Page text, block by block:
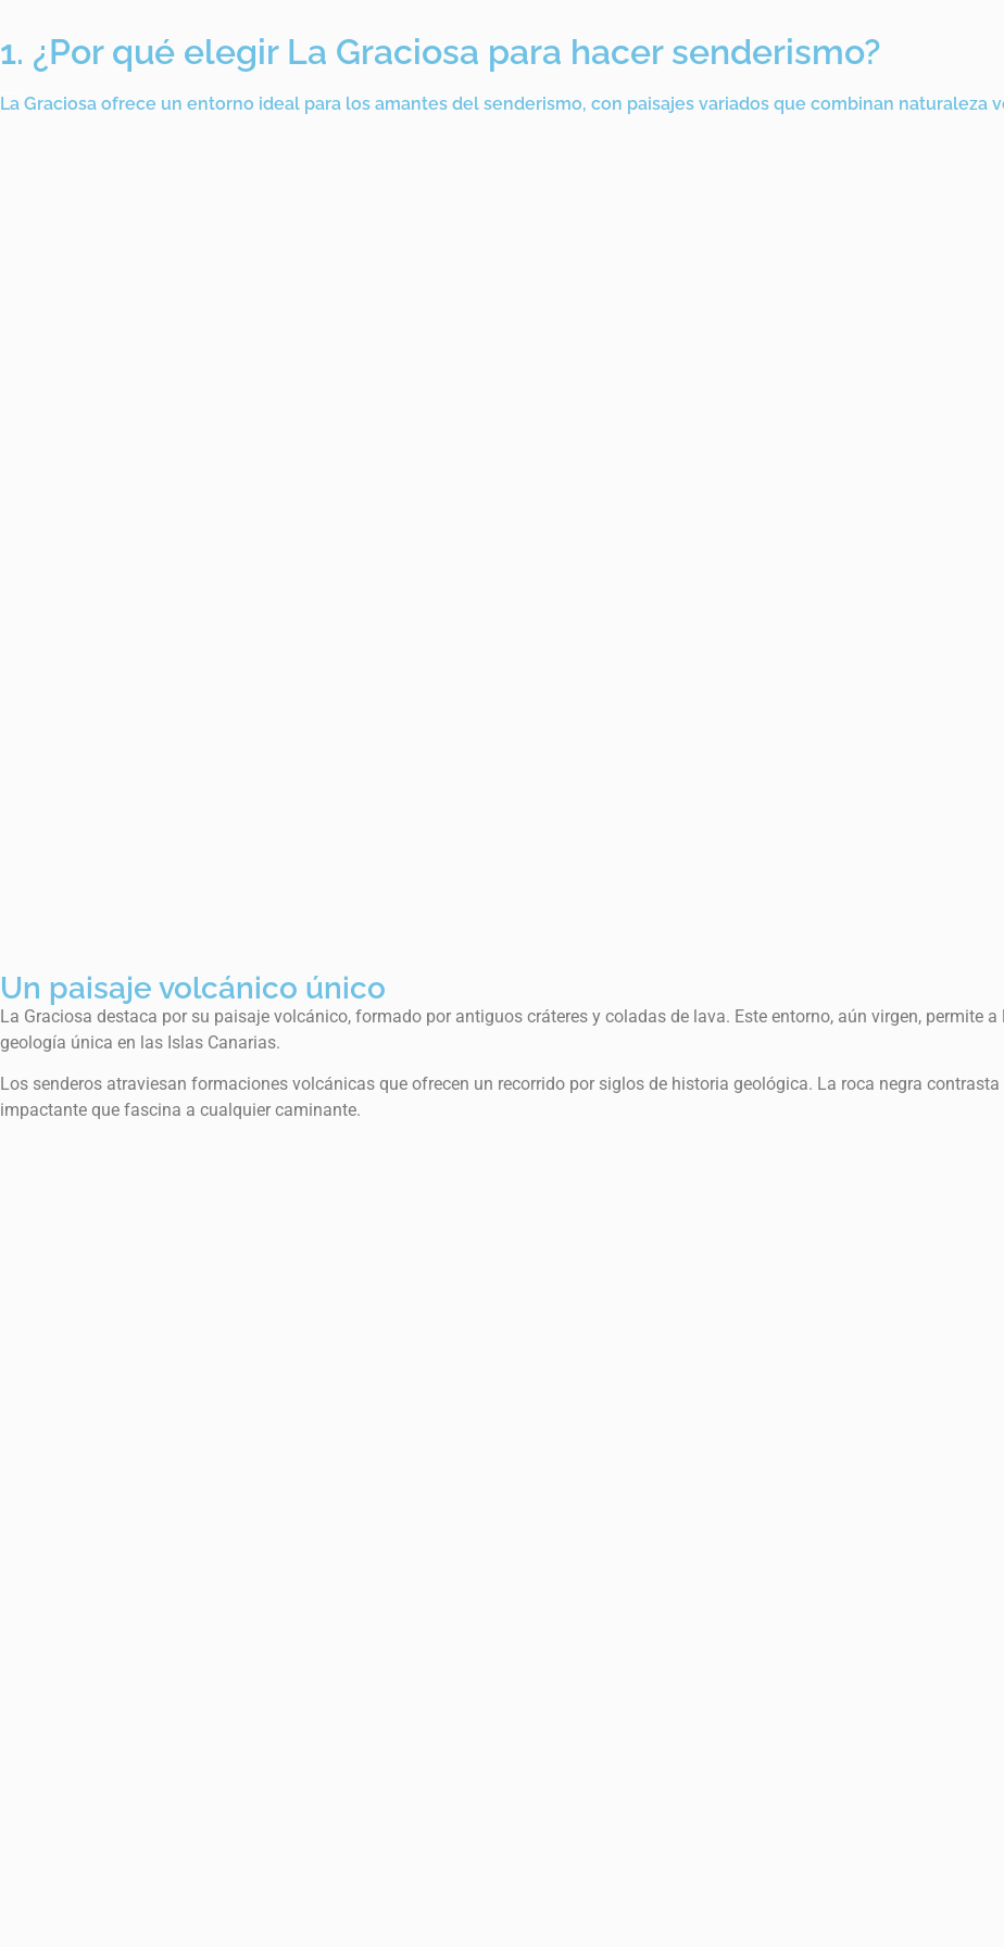
1. ¿Por qué elegir La Graciosa para hacer senderismo?
La Graciosa ofrece un entorno ideal para los amantes del senderismo, con paisajes variados que combinan naturaleza
Un paisaje volcánico único
La Graciosa destaca por su paisaje volcánico, formado por antiguos cráteres y coladas de lava. Este entorno, aún virgen, permite
geología única en las Islas Canarias.
Los senderos atraviesan formaciones volcánicas que ofrecen un recorrido por siglos de historia geológica. La roca negra
impactante que fascina a cualquier caminante.